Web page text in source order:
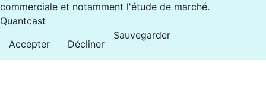
commerciale et notamment l'étude de marché.
Quantcast
Accepter
Décliner
Sauvegarder